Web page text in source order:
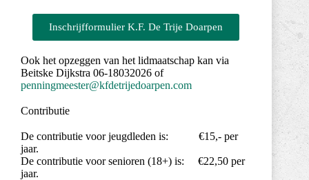
Inschrijfformulier K.F. De Trije Doarpen
Ook het opzeggen van het lidmaatschap kan via
Beitske Dijkstra 06-18032026 of
penningmeester@kfdetrijedoarpen.com
Contributie
De contributie voor jeugdleden is: €15,- per
jaar.
De contributie voor senioren (18+) is: €22,50 per
jaar.